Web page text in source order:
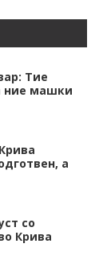
Тие
ние машки
а
со
Крива